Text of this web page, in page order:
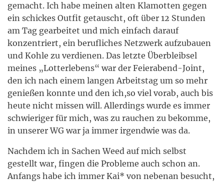
gemacht. Ich habe meinen alten Klamotten gegen
ein schickes Outfit getauscht, oft über 12 Stunden
am Tag gearbeitet und mich einfach darauf
konzentriert, ein berufliches Netzwerk aufzubauen
und Kohle zu verdienen. Das letzte Überbleibsel
meines „Lotterlebens“ war der Feierabend-Joint,
den ich nach einem langen Arbeitstag um so mehr
genießen konnte und den ich,so viel vorab, auch bis
heute nicht missen will. Allerdings wurde es immer
schwieriger für mich, was zu rauchen zu bekomme,
in unserer WG war ja immer irgendwie was da.
Nachdem ich in Sachen Weed auf mich selbst
gestellt war, fingen die Probleme auch schon an.
Anfangs habe ich immer Kai* von nebenan besucht,